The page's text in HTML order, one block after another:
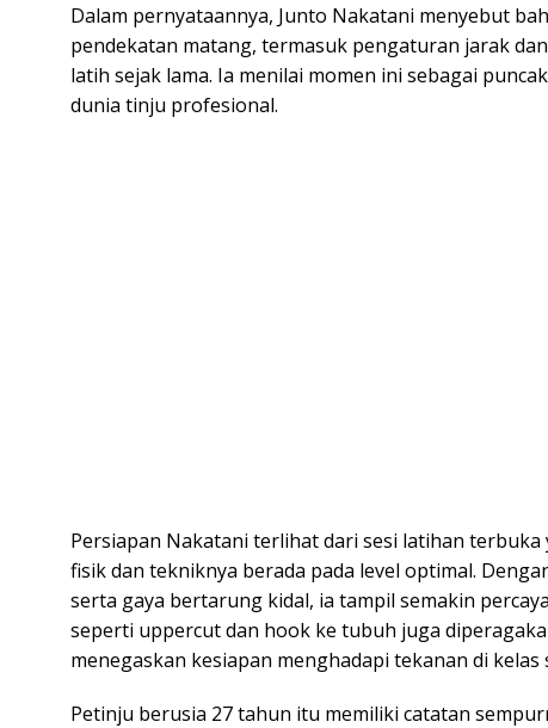
Dalam pernyataannya, Junto Nakatani menyebut
pendekatan matang, termasuk pengaturan jarak
latih sejak lama. Ia menilai momen ini sebagai
dunia tinju profesional.
Persiapan Nakatani terlihat dari sesi latihan
fisik dan tekniknya berada pada level optimal.
serta gaya bertarung kidal, ia tampil semakin
seperti uppercut dan hook ke tubuh juga
menegaskan kesiapan menghadapi tekanan di kelas
Petinju berusia 27 tahun itu memiliki catatan